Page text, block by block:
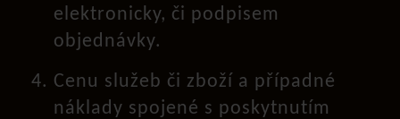
elektronicky, či podpisem
objednávky.
Cenu služeb či zboží a případné
náklady spojené s poskytnutím